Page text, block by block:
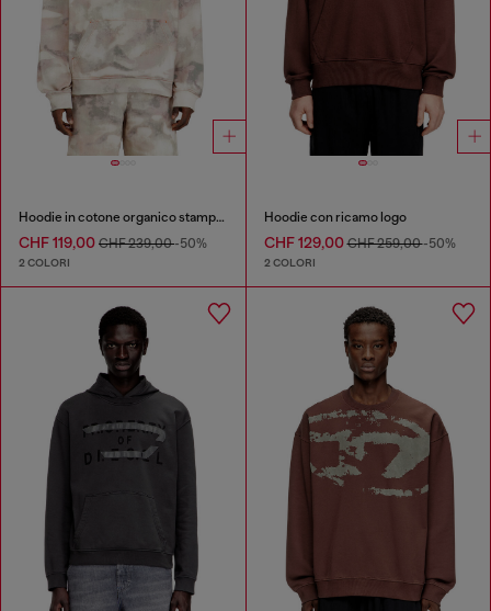
Hoodie in cotone organico stampa camouflage
CHF 119,00 CHF 239,00-50%
2 COLORI
Hoodie con ricamo logo
CHF 129,00CHF 259,00-50%
2 COLORI